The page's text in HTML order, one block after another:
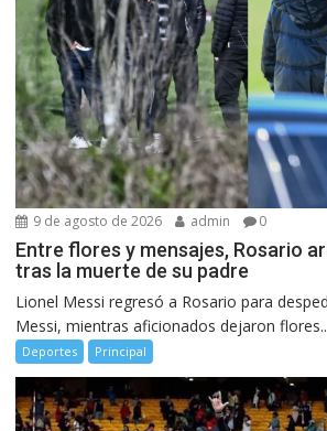
9 de agosto de 2026 admin 0
Entre flores y mensajes, Rosario
tras la muerte de su padre
Lionel Messi regresó a Rosario para
Messi, mientras aficionados dejaron
Deportes Principal